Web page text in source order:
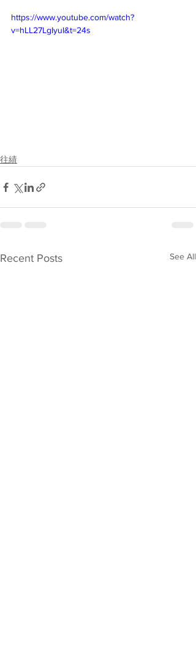
https://www.youtube.com/watch?
v=hLL27LgIyuI&t=24s
往績
Recent Posts See All